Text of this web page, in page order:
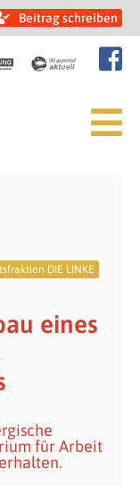
Beitrag schreiben
DIE LINKE
eines
für Arbeit